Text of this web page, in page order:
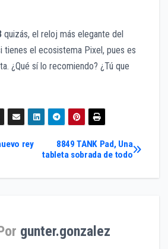
quizás, el reloj más elegante del
tienes el ecosistema Pixel, pues es
¿Qué sí lo recomiendo? ¿Tú que
8849 TANK Pad, Una
tableta sobrada de todo
rey
gunter.gonzalez